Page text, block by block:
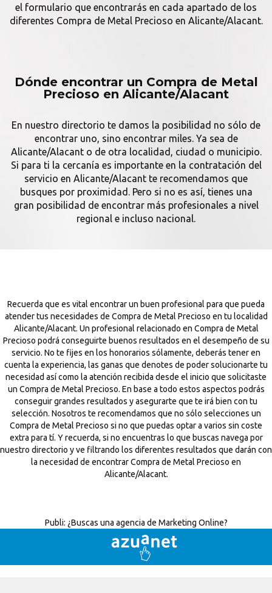
el formulario que encontrarás en cada apartado de los
diferentes Compra de Metal Precioso en Alicante/Alacant.
Dónde encontrar un Compra de Metal
Precioso en Alicante/Alacant
En nuestro directorio te damos la posibilidad no sólo de
encontrar uno, sino encontrar miles. Ya sea de
Alicante/Alacant o de otra localidad, ciudad o municipio.
Si para ti la cercanía es importante en la contratación del
servicio en Alicante/Alacant te recomendamos que
busques por proximidad. Pero si no es así, tienes una
gran posibilidad de encontrar más profesionales a nivel
regional e incluso nacional.
Recuerda que es vital encontrar un buen profesional para que pueda
atender tus necesidades de Compra de Metal Precioso en tu localidad
Alicante/Alacant. Un profesional relacionado en Compra de Metal
Precioso podrá conseguirte buenos resultados en el desempeño de su
servicio. No te fijes en los honorarios sólamente, deberás tener en
cuenta la experiencia, las ganas que denotes de poder solucionarte tu
necesidad así como la atención recibida desde el inicio que solicitaste
un Compra de Metal Precioso. En base a todo estos aspectos podrás
conseguir grandes resultados y asegurarte que te irá bien con tu
selección. Nosotros te recomendamos que no sólo selecciones un
Compra de Metal Precioso si no que puedas optar a varios sin coste
extra para tí. Y recuerda, si no encuentras lo que buscas navega por
nuestro directorio y ve filtrando los diferentes resultados que darán con
la necesidad de encontrar Compra de Metal Precioso en
Alicante/Alacant.
Publi: ¿Buscas una agencia de Marketing Online?